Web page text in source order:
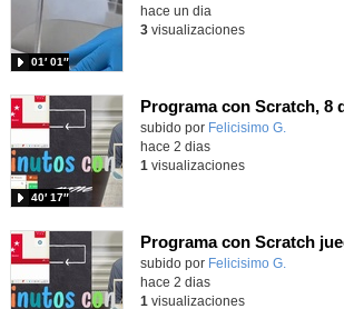
01′ 01″
hace un dia
3visualizaciones
Contenido educativo.
subido por Felicisimo G.
40′ 17″
hace 2 dias
1 visualizaciones
Contenido educativo.
subido por Felicisimo G.
hace 2 dias
1 visualizaciones